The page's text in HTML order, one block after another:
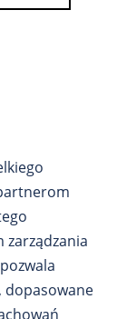
zarządzania
dopasowane